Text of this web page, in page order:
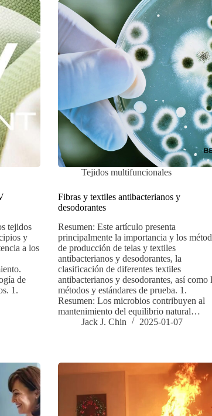
tejidos
y
a los
de
1.
Tejidos multifuncionales
Fibras y textiles antibacterianos y
desodorantes
Resumen: Este artículo presenta
principalmente la importancia y los
de producción de telas y textiles
antibacterianos y desodorantes, la
clasificación de diferentes textiles
antibacterianos y desodorantes, así como
métodos y estándares de prueba. 1.
Resumen: Los microbios contribuyen al
mantenimiento del equilibrio natural…
Jack J. Chin
2025-01-07